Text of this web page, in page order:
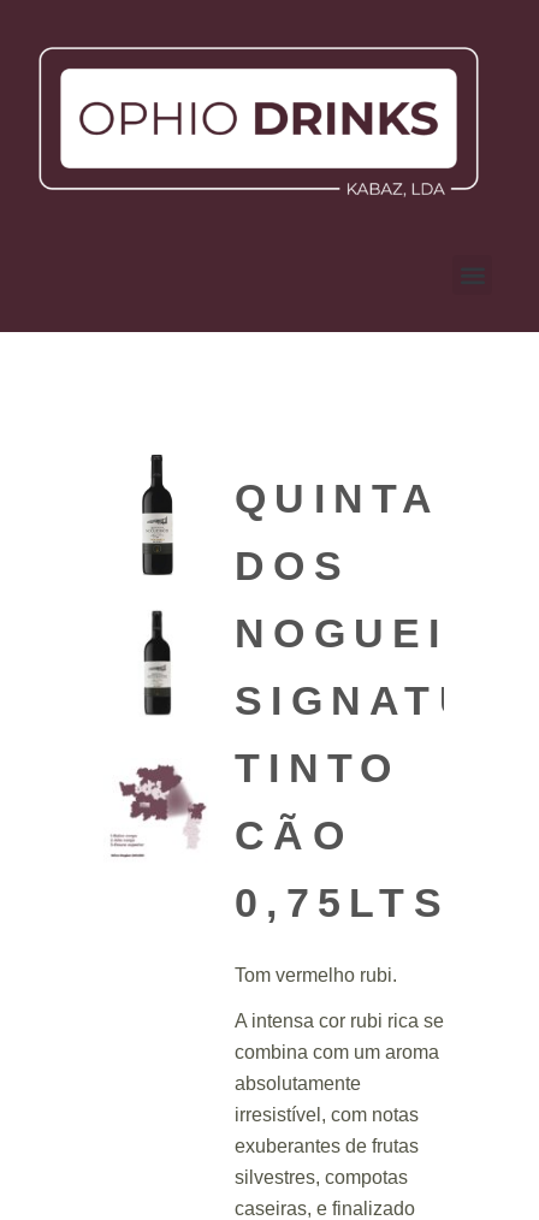
QUINTA
DOS
TINTO
CÃO
0,75LTS
Tom vermelho rubi.
A intensa cor rubi rica se
combina com um aroma
absolutamente
irresistível, com notas
exuberantes de frutas
silvestres, compotas
caseiras, e finalizado